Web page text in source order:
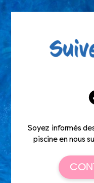
Soyez informés
piscine en nous